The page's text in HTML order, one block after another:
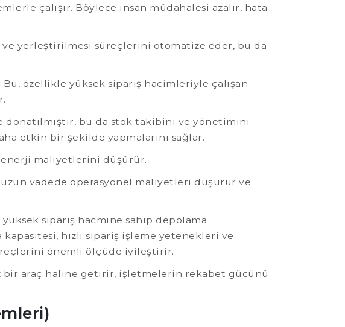
çalışır. Böylece insan müdahalesi azalır, hata
ve yerleştirilmesi süreçlerini otomatize eder, bu da
özellikle yüksek sipariş hacimleriyle çalışan
donatılmıştır, bu da stok takibini ve yönetimini
etkin bir şekilde yapmalarını sağlar.
maliyetlerini düşürür.
uzun vadede operasyonel maliyetleri düşürür ve
sipariş hacmine sahip depolama
hızlı sipariş işleme yetenekleri ve
önemli ölçüde iyileştirir.
bir araç haline getirir, işletmelerin rekabet gücünü